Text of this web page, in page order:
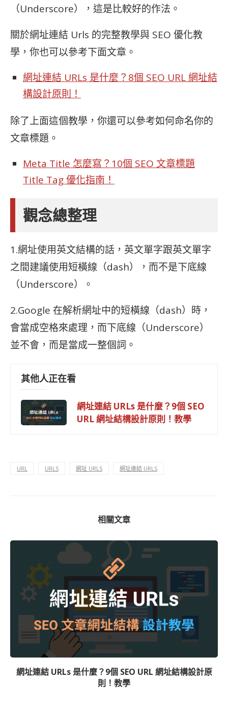
（Underscore），這是比較好的作法。
關於網址連結 Urls 的完整教學與 SEO 優化教
學，你也可以參考下面文章。
網址連結 URLs 是什麼？8個 SEO URL 網址結
構設計原則！
除了上面這個教學，你還可以參考如何命名你的
文章標題。
Meta Title 怎麼寫？10個 SEO 文章標題
Title Tag 優化指南！
觀念總整理
1.網址使用英文結構的話，英文單字跟英文單字
之間建議使用短橫線（dash），而不是下底線
（Underscore）。
2.Google 在解析網址中的短橫線（dash）時，
會當成空格來處理，而下底線（Underscore）
並不會，而是當成一整個詞。
其他人正在看
網址連結 URLs 是什麼？9個 SEO
URL 網址結構設計原則！教學
URL URLS 網址 URLS 網址連結 URLS
相關文章
網址連結 URLs 是什麼？9個 SEO URL 網址結構設計原
則！教學